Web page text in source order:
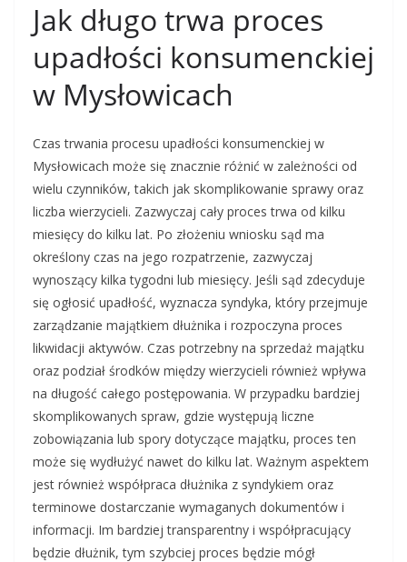
Jak długo trwa proces
upadłości konsumenckiej
w Mysłowicach
Czas trwania procesu upadłości konsumenckiej w
Mysłowicach może się znacznie różnić w zależności od
wielu czynników, takich jak skomplikowanie sprawy oraz
liczba wierzycieli. Zazwyczaj cały proces trwa od kilku
miesięcy do kilku lat. Po złożeniu wniosku sąd ma
określony czas na jego rozpatrzenie, zazwyczaj
wynoszący kilka tygodni lub miesięcy. Jeśli sąd zdecyduje
się ogłosić upadłość, wyznacza syndyka, który przejmuje
zarządzanie majątkiem dłużnika i rozpoczyna proces
likwidacji aktywów. Czas potrzebny na sprzedaż majątku
oraz podział środków między wierzycieli również wpływa
na długość całego postępowania. W przypadku bardziej
skomplikowanych spraw, gdzie występują liczne
zobowiązania lub spory dotyczące majątku, proces ten
może się wydłużyć nawet do kilku lat. Ważnym aspektem
jest również współpraca dłużnika z syndykiem oraz
terminowe dostarczanie wymaganych dokumentów i
informacji. Im bardziej transparentny i współpracujący
będzie dłużnik, tym szybciej proces będzie mógł